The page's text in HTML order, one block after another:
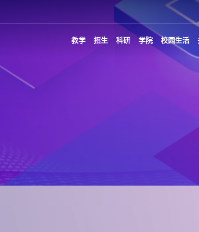
教学 招生 科研 学院 校园生活